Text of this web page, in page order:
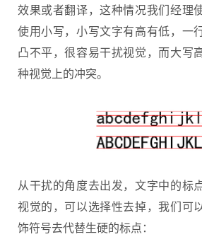
效果或者翻译，这种情况我们经理
使用小写，小写文字有高有低，一
凸不平，很容易干扰视觉，而大写
种视觉上的冲突。
从干扰的角度去出发，文字中的标
视觉的，可以选择性去掉，我们可
饰符号去代替生硬的标点：